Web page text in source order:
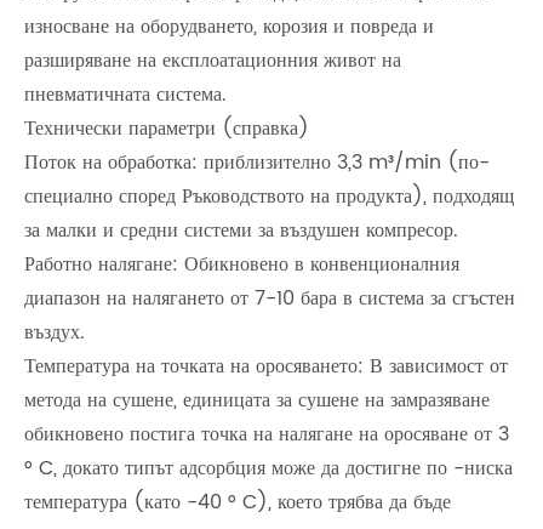
износване на оборудването, корозия и повреда и
разширяване на експлоатационния живот на
пневматичната система.
Технически параметри (справка)
Поток на обработка: приблизително 3,3 m³/min (по-
специално според Ръководството на продукта), подходящ
за малки и средни системи за въздушен компресор.
Работно налягане: Обикновено в конвенционалния
диапазон на налягането от 7-10 бара в система за сгъстен
въздух.
Температура на точката на оросяването: В зависимост от
метода на сушене, единицата за сушене на замразяване
обикновено постига точка на налягане на оросяване от 3
° C, докато типът адсорбция може да достигне по -ниска
температура (като -40 ° C), което трябва да бъде